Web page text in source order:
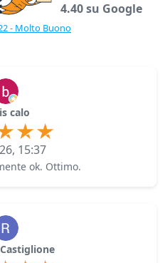
4.40 su Google
- Molto Buono
calo
15:37
ok. Ottimo.